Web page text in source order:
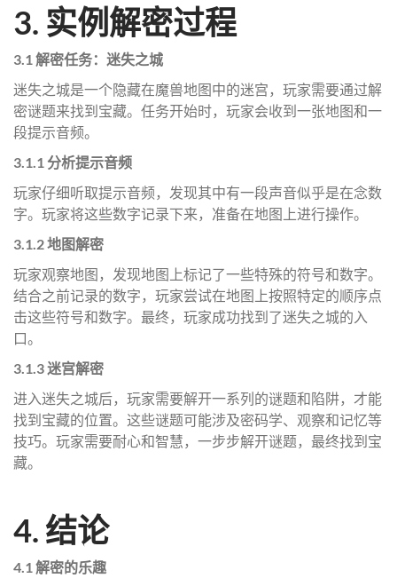
3. 实例解密过程
3.1 解密任务：迷失之城
迷失之城是一个隐藏在魔兽地图中的迷宫，玩家需要通过解
密谜题来找到宝藏。任务开始时，玩家会收到一张地图和一
段提示音频。
3.1.1 分析提示音频
玩家仔细听取提示音频，发现其中有一段声音似乎是在念数
字。玩家将这些数字记录下来，准备在地图上进行操作。
3.1.2 地图解密
玩家观察地图，发现地图上标记了一些特殊的符号和数字。
结合之前记录的数字，玩家尝试在地图上按照特定的顺序点
击这些符号和数字。最终，玩家成功找到了迷失之城的入
口。
3.1.3 迷宫解密
进入迷失之城后，玩家需要解开一系列的谜题和陷阱，才能
找到宝藏的位置。这些谜题可能涉及密码学、观察和记忆等
技巧。玩家需要耐心和智慧，一步步解开谜题，最终找到宝
藏。
4. 结论
4.1 解密的乐趣